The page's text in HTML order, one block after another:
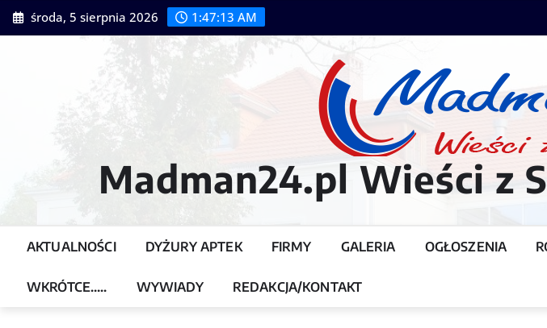
Przejdź
do
środa, 5 sierpnia 2026 1:47:15 AM
Madman24.pl Wieści z
AKTUALNOŚCI DYŻURY APTEK FIRMY GALERIA OGŁOSZENIA
WKRÓTCE….. WYWIADY REDAKCJA/KONTAKT